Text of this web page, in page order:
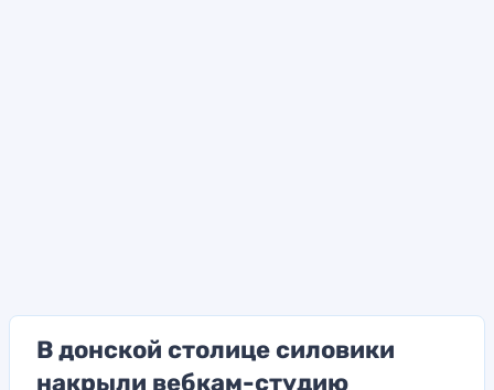
В донской столице силовики
накрыли вебкам-студию